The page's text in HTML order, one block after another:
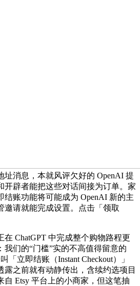
址消息，本就风评欠好的 OpenAI 提
开辟者能把这些对话间接为订单。家
结账功能将可能成为 OpenAI 新的主
邀请就能完成设置。点击「领取
ChatGPT 中完成整个购物路程更
我们的“门槛”实的不高值得留意的
「立即结账（Instant Checkout）」
露之前就有动静传出，含续约选项目
自 Etsy 平台上的小商家，但这笔抽